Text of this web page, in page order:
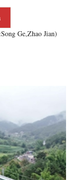
Ge,Zhao Jian)